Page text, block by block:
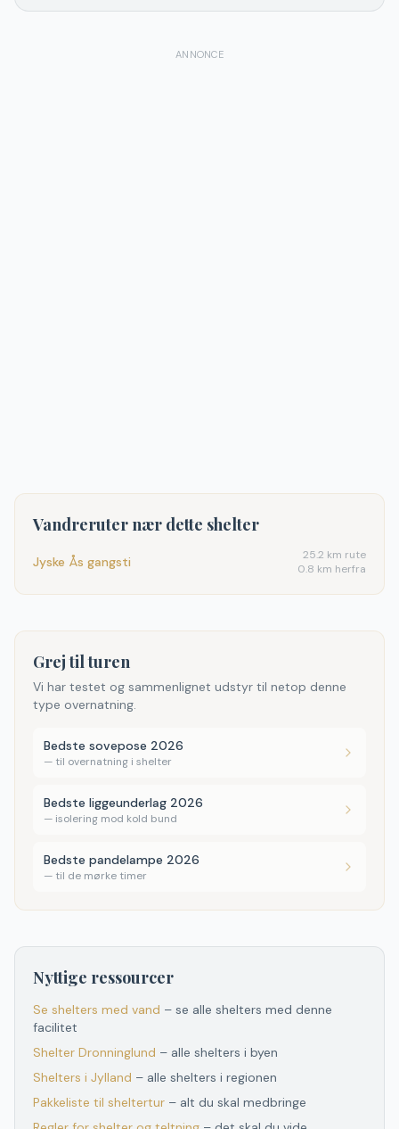
ANNONCE
Vandreruter nær dette shelter
Jyske Ås gangsti 25.2 km rute
0.8 km herfra
Grej til turen
Vi har testet og sammenlignet udstyr til netop denne
type overnatning.
Bedste sovepose 2026
— til overnatning i shelter
Bedste liggeunderlag 2026
— isolering mod kold bund
Bedste pandelampe 2026
— til de mørke timer
Nyttige ressourcer
Se shelters med vand – se alle shelters med denne
facilitet
Shelter Dronninglund – alle shelters i byen
Shelters i Jylland – alle shelters i regionen
Pakkeliste til sheltertur – alt du skal medbringe